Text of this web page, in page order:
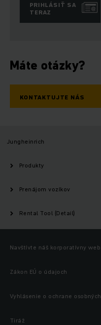
PRIHLÁSIŤ SA
TERAZ
Máte otázky?
KONTAKTUJTE NÁS
Jungheinrich
Produkty
Prenájom vozíkov
Rental Tool (Detail)
Navštívte náš korporatívny web
Zákon EÚ o údajoch
Vyhlásenie o ochrane
Tiráž